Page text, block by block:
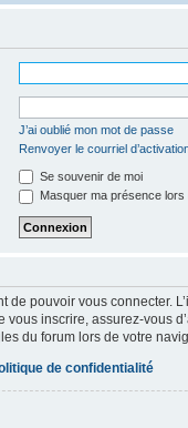
J’ai oublié mon mot de passe
Renvoyer le courriel
Se souvenir de moi
Masquer ma présence
de pouvoir vous connecter.
vous inscrire, assurez-vous
du forum lors de votre
de confidentialité